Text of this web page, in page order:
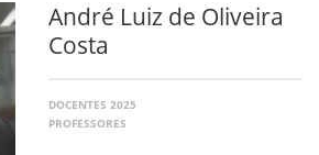
André Luiz de Oliveira
Costa
DOCENTES 2025
PROFESSORES